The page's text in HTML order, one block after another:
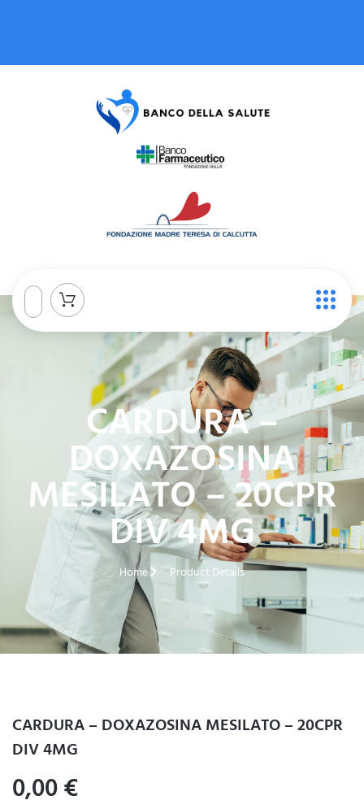
CARDURA –
DOXAZOSINA
MESILATO – 20CPR
DIV 4MG
Home Product Details
CARDURA – DOXAZOSINA MESILATO – 20CPR
DIV 4MG
0,00€